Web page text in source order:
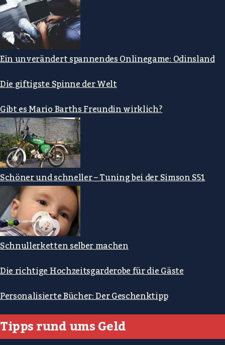
Ein unverändert spannendes Onlinegame: Odinsland
Die giftigste Spinne der Welt
Gibt es Mario Barths Freundin wirklich?
Schöner und schneller – Tuning bei der Simson S51
Schnullerketten selber machen
Die richtige Hochzeitsgarderobe für die Gäste
Personalisierte Bücher: Der Geschenktipp
Tipps rund ums Geld